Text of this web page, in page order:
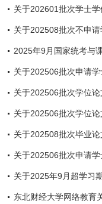
关于202601批次学士
关于202508批次不申
2025年9月国家统考与
关于202506批次申请
关于202506批次学位
关于202506批次学位
关于202508批次毕业
关于202506批次申请
关于2025年9月超学习
东北财经大学网络教育